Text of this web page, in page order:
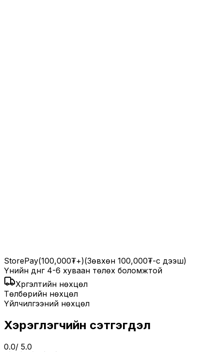
StorePay(100,000₮+)(Зөвхөн 100,000₮-с дээш)
Үнийн дүнг 4-6 хуваан төлөх боломжтой
Хүргэлтийн нөхцөл
Төлбөрийн нөхцөл
Үйлчилгээний нөхцөл
Хэрэглэгчийн сэтгэгдэл
0.0/ 5.0